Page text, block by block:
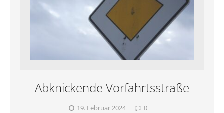
Abknickende Vorfahrtsstraße
19. Februar 2024 0